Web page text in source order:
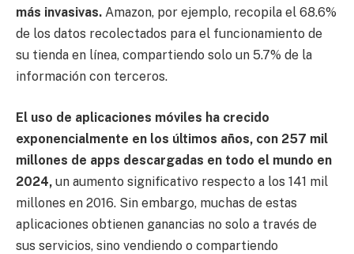
más invasivas. Amazon, por ejemplo, recopila el 68.6%
de los datos recolectados para el funcionamiento de
su tienda en línea, compartiendo solo un 5.7% de la
información con terceros.
El uso de aplicaciones móviles ha crecido
exponencialmente en los últimos años, con 257 mil
millones de apps descargadas en todo el mundo en
2024, un aumento significativo respecto a los 141 mil
millones en 2016. Sin embargo, muchas de estas
aplicaciones obtienen ganancias no solo a través de
sus servicios, sino vendiendo o compartiendo